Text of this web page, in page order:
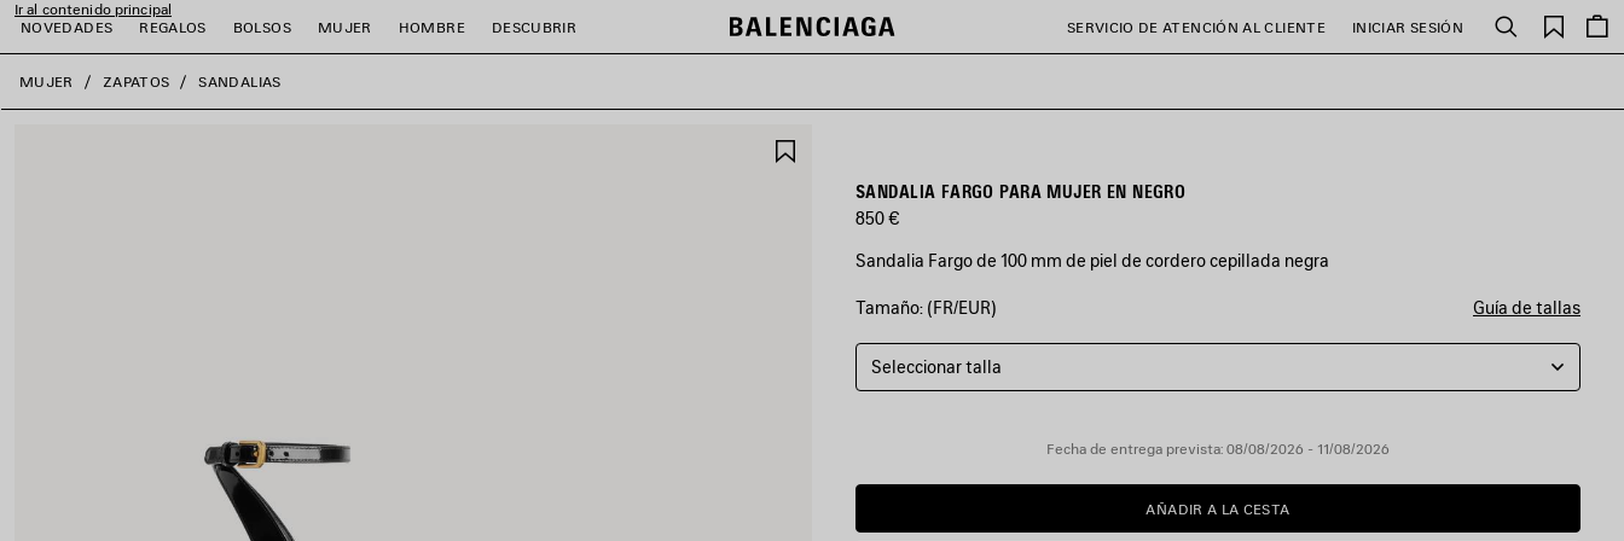
Ir al contenido principal
NOVEDADES
REGALOS BOLSOS MUJER HOMBRE DESCUBRIR SERVICIO DE ATENCIÓN AL CLIENTE INICIAR SESIÓN Buscar
close the banner
MUJER ZAPATOS SANDALIAS
FAVORITOSSANDALIA FARGO PARA MUJER EN NEGRO
850 €
Sandalia Fargo de 100 mm de piel de cordero cepillada negra
COLORES
NEGRO
Negro
Tamaño: (FR/EUR) Guía de tallas
Seleccionar talla
Fecha de entrega prevista: 08/08/2026 - 11/08/2026
AÑADIR
A
AÑADIR A LA CESTA
POR
FAVOR,